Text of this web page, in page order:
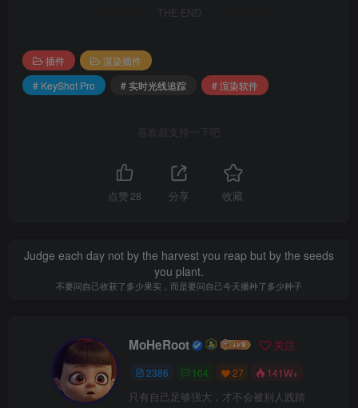
化，支持实例化，大大减小了文件大小。
软件亮点
助实现先进的可视化效果，让工作畅通无阻。
央处理器的网络服务器上，它都能抓住所有可用的核
心。
在KeyShot 10里，所有操作都实时进行，其使用独特的
渲染技术，让材料、灯光和相机的所有变化显而易见。
操作简单
THE END
插件
渲染插件
# KeyShot Pro
# 实时光线追踪 # 渲染软件
喜欢就支持一下吧
点赞28 分享 收藏
Judge each day not by the harvest you reap but by the seeds
you plant.
不要问自己收获了多少果实，而是要问自己今天播种了多少种子
MoHeRoot 关注
2386 104 27 141W+
只有自己足够强大，才不会被别人践踏